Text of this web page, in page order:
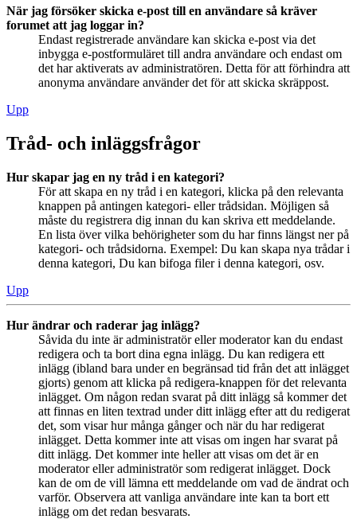
När jag försöker skicka e-post till en användare så kräver
forumet att jag loggar in?
Endast registrerade användare kan skicka e-post via det
inbygga e-postformuläret till andra användare och endast om
det har aktiverats av administratören. Detta för att förhindra att
anonyma användare använder det för att skicka skräppost.
Upp
Tråd- och inläggsfrågor
Hur skapar jag en ny tråd i en kategori?
För att skapa en ny tråd i en kategori, klicka på den relevanta
knappen på antingen kategori- eller trådsidan. Möjligen så
måste du registrera dig innan du kan skriva ett meddelande.
En lista över vilka behörigheter som du har finns längst ner på
kategori- och trådsidorna. Exempel: Du kan skapa nya trådar i
denna kategori, Du kan bifoga filer i denna kategori, osv.
Upp
Hur ändrar och raderar jag inlägg?
Såvida du inte är administratör eller moderator kan du endast
redigera och ta bort dina egna inlägg. Du kan redigera ett
inlägg (ibland bara under en begränsad tid från det att inlägget
gjorts) genom att klicka på redigera-knappen för det relevanta
inlägget. Om någon redan svarat på ditt inlägg så kommer det
att finnas en liten textrad under ditt inlägg efter att du redigerat
det, som visar hur många gånger och när du har redigerat
inlägget. Detta kommer inte att visas om ingen har svarat på
ditt inlägg. Det kommer inte heller att visas om det är en
moderator eller administratör som redigerat inlägget. Dock
kan de om de vill lämna ett meddelande om vad de ändrat och
varför. Observera att vanliga användare inte kan ta bort ett
inlägg om det redan besvarats.